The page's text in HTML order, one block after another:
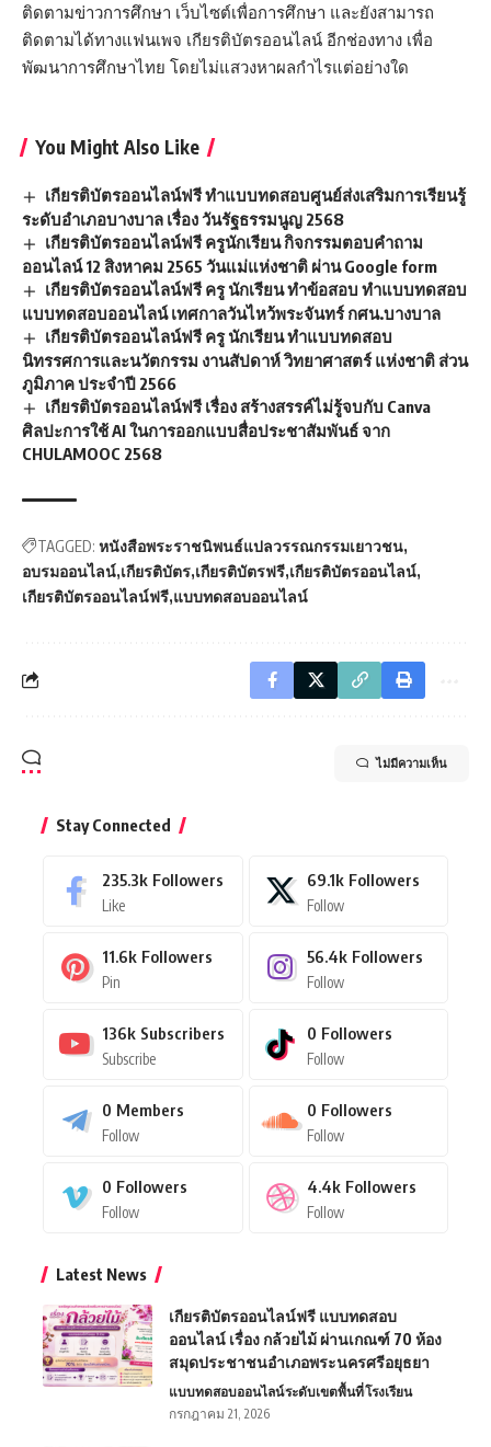
ติดตามข่าวการศึกษา เว็บไซต์เพื่อการศึกษา และยังสามารถ
ติดตามได้ทางแฟนเพจ เกียรติบัตรออนไลน์ อีกช่องทาง เพื่อ
พัฒนาการศึกษาไทย โดยไม่แสวงหาผลกำไรแต่อย่างใด
You Might Also Like
เกียรติบัตรออนไลน์ฟรี ทำแบบทดสอบศูนย์ส่งเสริมการเรียนรู้
ระดับอำเภอบางบาล เรื่อง วันรัฐธรรมนูญ 2568
เกียรติบัตรออนไลน์ฟรี ครูนักเรียน กิจกรรมตอบคำถาม
ออนไลน์ 12 สิงหาคม 2565 วันแม่แห่งชาติ ผ่าน Google form
เกียรติบัตรออนไลน์ฟรี ครู นักเรียน ทำข้อสอบ ทำแบบทดสอบ
แบบทดสอบออนไลน์ เทศกาลวันไหว้พระจันทร์ กศน.บางบาล
เกียรติบัตรออนไลน์ฟรี ครู นักเรียน ทำแบบทดสอบ
นิทรรศการและนวัตกรรม งานสัปดาห์ วิทยาศาสตร์ แห่งชาติ ส่วน
ภูมิภาค ประจำปี 2566
เกียรติบัตรออนไลน์ฟรี เรื่อง สร้างสรรค์ไม่รู้จบกับ Canva
ศิลปะการใช้ AI ในการออกแบบสื่อประชาสัมพันธ์ จาก
CHULAMOOC 2568
TAGGED: หนังสือพระราชนิพนธ์แปลวรรณกรรมเยาวชน
อบรมออนไลน์ เกียรติบัตร เกียรติบัตรฟรี เกียรติบัตรออนไลน์
เกียรติบัตรออนไลน์ฟรี แบบทดสอบออนไลน์
ไม่มีความเห็น
Stay Connected
235.3k Followers
Like
69.1k Followers
Follow
11.6k Followers
Pin
56.4k Followers
Follow
136k Subscribers
Subscribe
0 Followers
Follow
0 Members
Follow
0 Followers
Follow
0 Followers
Follow
4.4k Followers
Follow
Latest News
เกียรติบัตรออนไลน์ฟรี แบบทดสอบ
ออนไลน์ เรื่อง กล้วยไม้ ผ่านเกณฑ์ 70 ห้อง
สมุดประชาชนอำเภอพระนครศรีอยุธยา
แบบทดสอบออนไลน์ระดับเขตพื้นที่โรงเรียน
กรกฎาคม 21, 2026